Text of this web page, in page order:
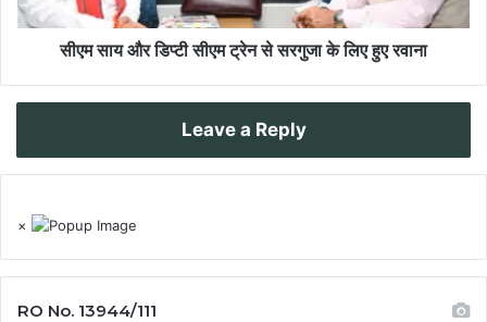
सीएम साय और डिप्टी सीएम ट्रेन से सरगुजा के लिए हुए रवाना
Leave a Reply
×
RO No. 13944/111